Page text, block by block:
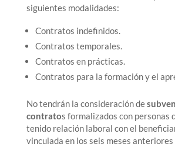
siguientes modalidades:
Contratos indefinidos.
Contratos temporales.
Contratos en prácticas.
Contratos para la formación y el
No tendrán la consideración de
contratos formalizados con personas
tenido relación laboral con el
vinculada en los seis meses anteriores